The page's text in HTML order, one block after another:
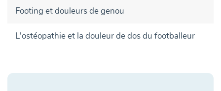
Footing et douleurs de genou
L'ostéopathie et la douleur de dos du footballeur